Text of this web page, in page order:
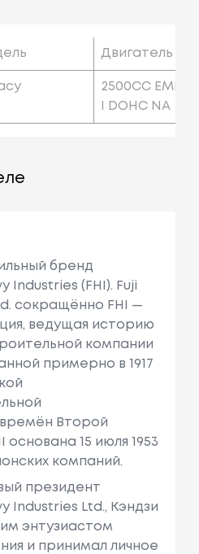
Двигатель
2500CC EMP
I DOHC NA
бренд
Industries (FHI). Fuji
сокращённо FHI —
ведущая историю
компании
примерно в 1917
Второй
15 июля 1953
компаний.
президент
Industries Ltd., Кэндзи
энтузиастом
и принимал личное